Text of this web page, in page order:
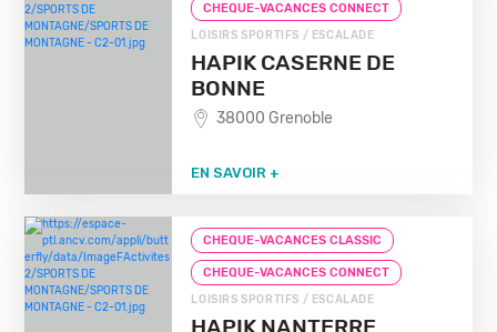
CHEQUE-VACANCES CONNECT
LOISIRS SPORTIFS / ESCALADE
HAPIK CASERNE DE
BONNE
38000 Grenoble
EN SAVOIR +
CHEQUE-VACANCES CLASSIC
CHEQUE-VACANCES CONNECT
LOISIRS SPORTIFS / ESCALADE